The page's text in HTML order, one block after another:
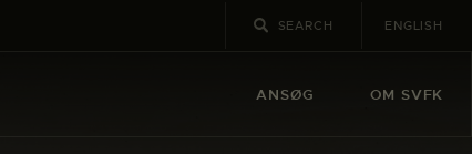
ENGLISH
ANSØG OM SVFK